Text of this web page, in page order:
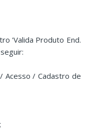
'Valida Produto End.
Acesso / Cadastro de